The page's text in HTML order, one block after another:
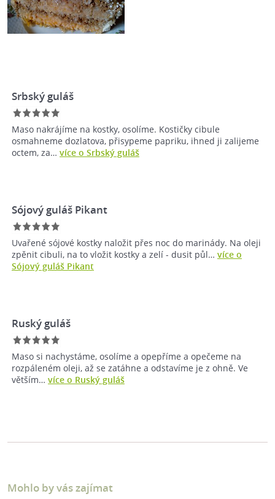
Srbský guláš
Maso nakrájíme na kostky, osolíme. Kostičky cibule
osmahneme dozlatova, přisypeme papriku, ihned ji zalijeme
octem, za… více o Srbský guláš
Sójový guláš Pikant
Uvařené sójové kostky naložit přes noc do marinády. Na oleji
zpěnit cibuli, na to vložit kostky a zelí - dusit půl… více o
Sójový guláš Pikant
Ruský guláš
Maso si nachystáme, osolíme a opepříme a opečeme na
rozpáleném oleji, až se zatáhne a odstavíme je z ohně. Ve
větším… více o Ruský guláš
Mohlo by vás zajímat